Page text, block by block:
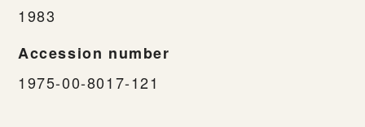
1983
Accession number
1975-00-8017-121